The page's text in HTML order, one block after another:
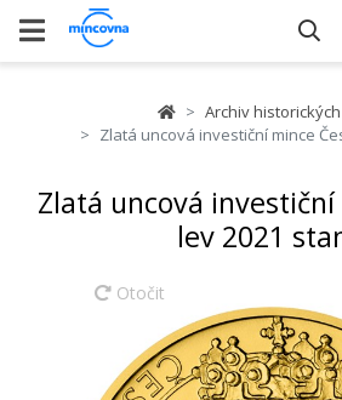
Archiv
Zlatá uncová investiční mince
Zlatá uncová
lev 2021
Otočit